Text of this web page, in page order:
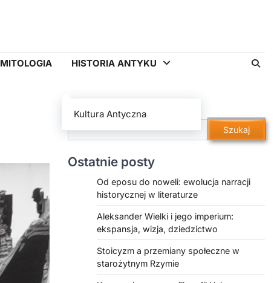
MITOLOGIA HISTORIA ANTYKU
Kultura Antyczna
Szukaj
Szukaj
Ostatnie posty
Od eposu do noweli: ewolucja narracji
historycznej w literaturze
Aleksander Wielki i jego imperium:
ekspansja, wizja, dziedzictwo
Stoicyzm a przemiany społeczne w
starożytnym Rzymie